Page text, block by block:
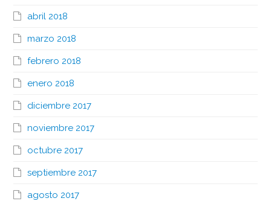
abril 2018
marzo 2018
febrero 2018
enero 2018
diciembre 2017
noviembre 2017
octubre 2017
septiembre 2017
agosto 2017